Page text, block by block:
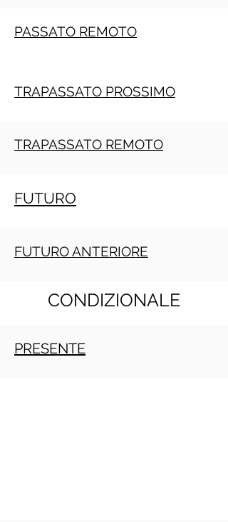
PASSATO REMOTO
TRAPASSATO PROSSIMO
TRAPASSATO REMOTO
FUTURO
FUTURO ANTERIORE
CONDIZIONALE
PRESENTE